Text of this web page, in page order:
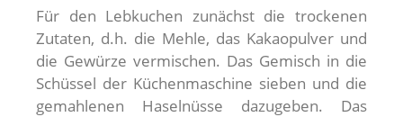
Für den Lebkuchen zunächst die trockenen
Zutaten, d.h. die Mehle, das Kakaopulver und
die Gewürze vermischen. Das Gemisch in die
Schüssel der Küchenmaschine sieben und die
gemahlenen Haselnüsse dazugeben. Das